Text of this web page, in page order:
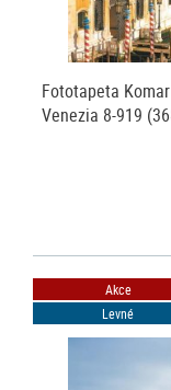
Fototapeta
Venezia 8-919
Akce
Levné